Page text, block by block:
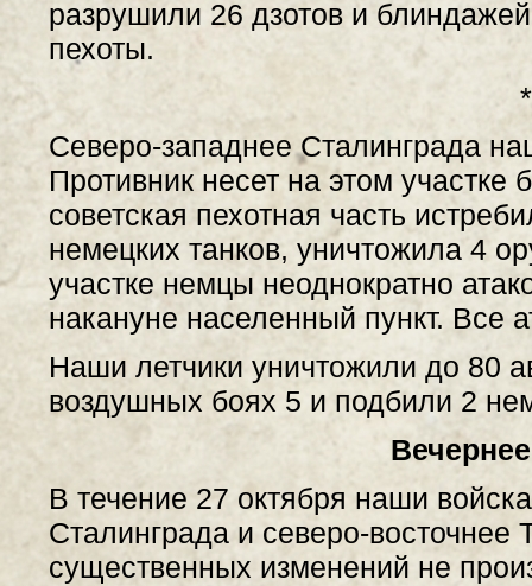
разрушили 26 дзотов и
пехоты.
Северо-западнее Сталинграда
Противник несет на этом
советская пехотная часть
немецких танков, уничтожила 4
участке немцы неоднократно
накануне населенный пункт. Все
Наши летчики уничтожили до 80
воздушных боях 5 и подбили 2
В течение 27 октября наши
Сталинграда и северо-восточнее
существенных изменений не